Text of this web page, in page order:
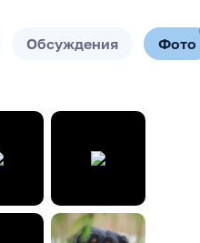
Обсуждения Фото